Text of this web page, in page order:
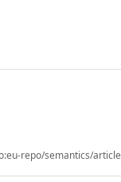
repo/semantics/article